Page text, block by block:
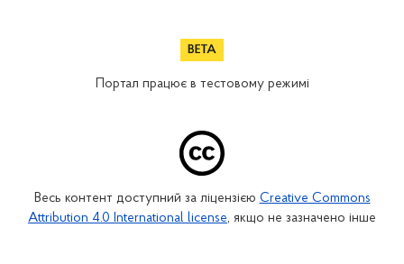
Портал працює в тестовому режимі
Весь контент доступний за ліцензією Creative Commons
Attribution 4.0 International license, якщо не зазначено інше